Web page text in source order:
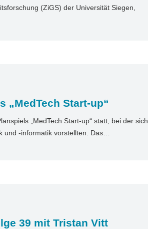
(ZiGS) der Universität Siegen,
„MedTech Start-up“
„MedTech Start-up“ statt, bei der sich
‑informatik vorstellten. Das…
39 mit Tristan Vitt